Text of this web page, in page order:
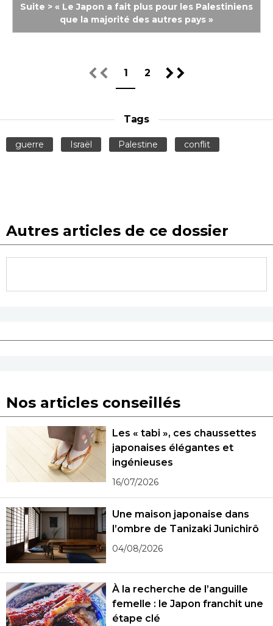
Suite > « Le Japon a fait plus pour les Palestiniens
que la majorité des autres pays »
1 2
Tags
guerre Israël Palestine conflit
Autres articles de ce dossier
Nos articles conseillés
Les « tabi », ces chaussettes
japonaises élégantes et
ingénieuses
16/07/2026
Une maison japonaise dans
l’ombre de Tanizaki Junichirô
04/08/2026
À la recherche de l’anguille
femelle : le Japon franchit une
étape clé